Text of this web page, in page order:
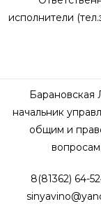
исполнители
Барановская
начальник
общим и
8(81362) 64-
sinyavino@